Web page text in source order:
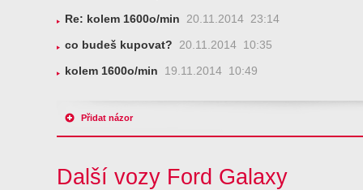
Re: kolem 1600o/min 20.11.2014 23:14
co budeš kupovat? 20.11.2014 10:35
kolem 1600o/min 19.11.2014 10:49
Přidat názor
Další vozy Ford Galaxy